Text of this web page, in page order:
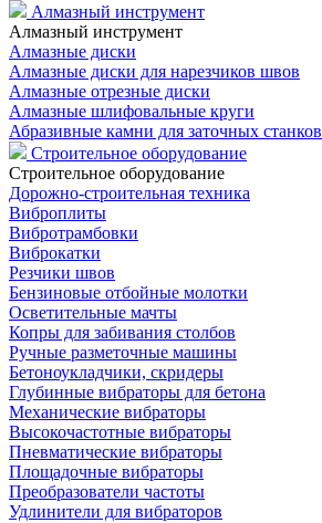
Алмазный инструмент
Алмазный инструмент
Алмазные диски
Алмазные диски для нарезчиков швов
Алмазные отрезные диски
Алмазные шлифовальные круги
Абразивные камни для заточных станков
Строительное оборудование
Строительное оборудование
Дорожно-строительная техника
Виброплиты
Вибротрамбовки
Виброкатки
Резчики швов
Бензиновые отбойные молотки
Осветительные мачты
Копры для забивания столбов
Ручные разметочные машины
Бетоноукладчики, скридеры
Глубинные вибраторы для бетона
Механические вибраторы
Высокочастотные вибраторы
Пневматические вибраторы
Площадочные вибраторы
Преобразователи частоты
Удлинители для вибраторов